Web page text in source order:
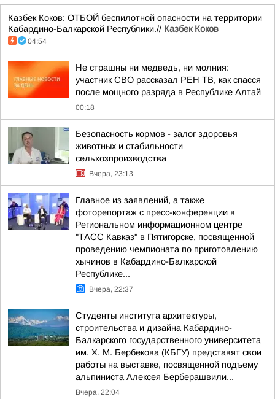
Казбек Коков: ОТБОЙ беспилотной опасности на территории
Кабардино-Балкарской Республики.// Казбек Коков
04:54
Не страшны ни медведь, ни молния:
участник СВО рассказал РЕН ТВ, как спасся
после мощного разряда в Республике Алтай
00:18
Безопасность кормов - залог здоровья
животных и стабильности
сельхозпроизводства
Вчера, 23:13
Главное из заявлений, а также
фоторепортаж с пресс-конференции в
Региональном информационном центре
"ТАСС Кавказ" в Пятигорске, посвященной
проведению чемпионата по приготовлению
хычинов в Кабардино-Балкарской
Республике...
Вчера, 22:37
Студенты института архитектуры,
строительства и дизайна Кабардино-
Балкарского государственного университета
им. Х. М. Бербекова (КБГУ) представят свои
работы на выставке, посвященной подъему
альпиниста Алексея Берберашвили...
Вчера, 22:04